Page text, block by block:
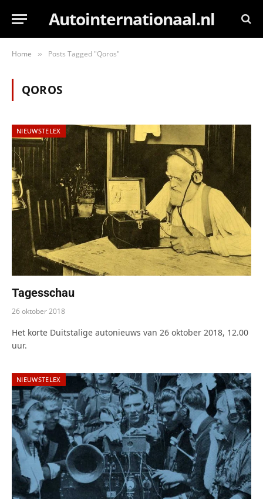
Autointernationaal.nl
Home » Posts Tagged "Qoros"
QOROS
NIEUWSTELEX
Tagesschau
26 oktober 2018
Het korte Duitstalige autonieuws van 26 oktober 2018, 12.00
uur.
NIEUWSTELEX